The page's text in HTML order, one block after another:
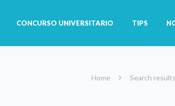
CONCURSO UNIVERSITARIO TIPS
Home Search